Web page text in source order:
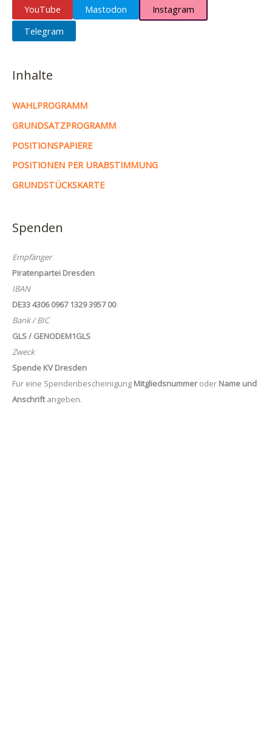
YouTube
Mastodon
Instagram
Telegram
Inhalte
WAHLPROGRAMM
GRUNDSATZPROGRAMM
POSITIONSPAPIERE
POSITIONEN PER URABSTIMMUNG
GRUNDSTÜCKSKARTE
Spenden
Empfänger
Piratenpartei Dresden
IBAN
DE33 4306 0967 1329 3957 00
Bank / BIC
GLS / GENODEM1GLS
Zweck
Spende KV Dresden
Für eine Spendenbescheinigung Mitgliedsnummeroder Name und
Anschriftangeben.